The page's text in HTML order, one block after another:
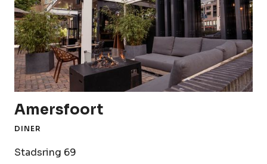
Amersfoort
DINER
Stadsring 69